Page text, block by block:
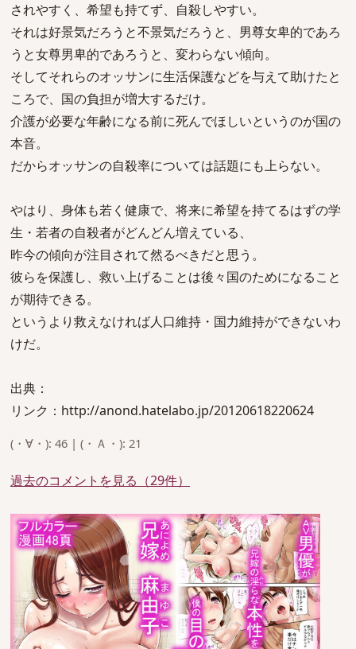
されやすく、希望も持てず、自殺しやすい。
それは好景気だろうと不景気だろうと、男尊女卑的であろ
うと女尊男卑的であろうと、変わらない傾向。
そしてそれらのオッサンに生活保護などを与えて助けたと
ころで、国の負担が増大するだけ。
介護が必要な年齢になる前に死んでほしいというのが国の
本音。
だからオッサンの自殺率については話題にも上らない。
やはり、身体も若く健康で、将来に希望を持てるはずの学
生・若者の自殺者がどんどん増えている、
昨今の傾向が注目されて然るべきだと思う。
彼らを保護し、救い上げることは後々国のためになること
が期待できる。
というより救えなければ人口維持・国力維持ができないわ
けだ。
出典：
リンク：http://anond.hatelabo.jp/20120618220624
(・∀・): 46 | (・Ａ・): 21
過去のコメントを見る（29件）